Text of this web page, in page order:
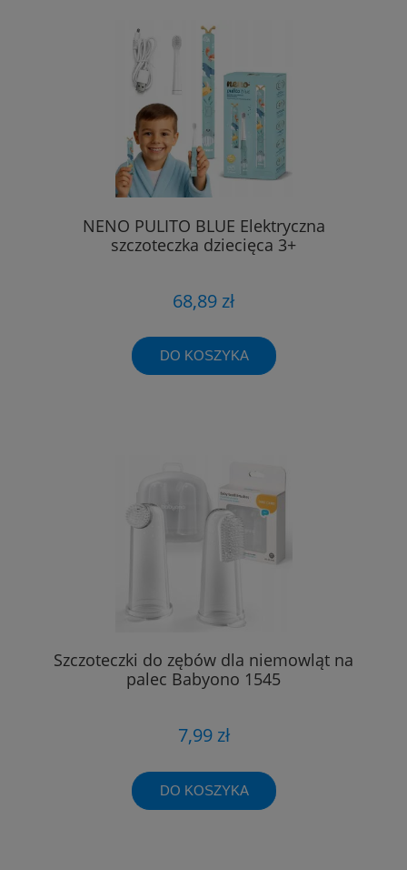
NENO PULITO BLUE Elektryczna
szczoteczka dziecięca 3+
68,89 zł
DO KOSZYKA
Szczoteczki do zębów dla niemowląt na
palec Babyono 1545
7,99 zł
DO KOSZYKA